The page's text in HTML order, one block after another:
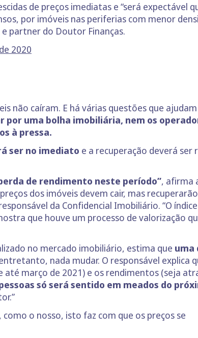
de preços imediatas e “será expectável
por imóveis nas periferias com menor
e partner do Doutor Finanças.
2020
não caíram. E há várias questões que
por uma bolha imobiliária, nem os
à pressa.
ser no imediato e a recuperação deverá ser
de rendimento neste período”, afirma
preços dos imóveis devem cair, mas
da Confidencial Imobiliário. “O
que houve um processo de valorização
no mercado imobiliário, estima que uma
nada mudar. O responsável explica
março de 2021) e os rendimentos (seja
só será sentido em meados do
como o nosso, isto faz com que os preços se